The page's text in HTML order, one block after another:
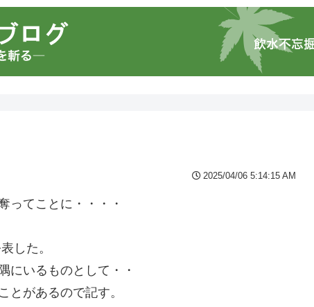
2025/04/06 5:14:15 AM
ってことに・・・・
した。
にいるものとして・・
とがあるので記す。